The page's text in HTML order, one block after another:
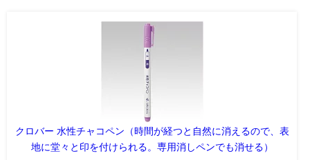
クロバー 水性チャコペン（時間が経つと自然に消えるので、表
地に堂々と印を付けられる。専用消しペンでも消せる）